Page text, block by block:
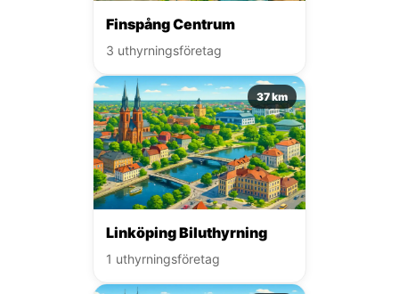
Finspång Centrum
3 uthyrningsföretag
37 km
Linköping Biluthyrning
1 uthyrningsföretag